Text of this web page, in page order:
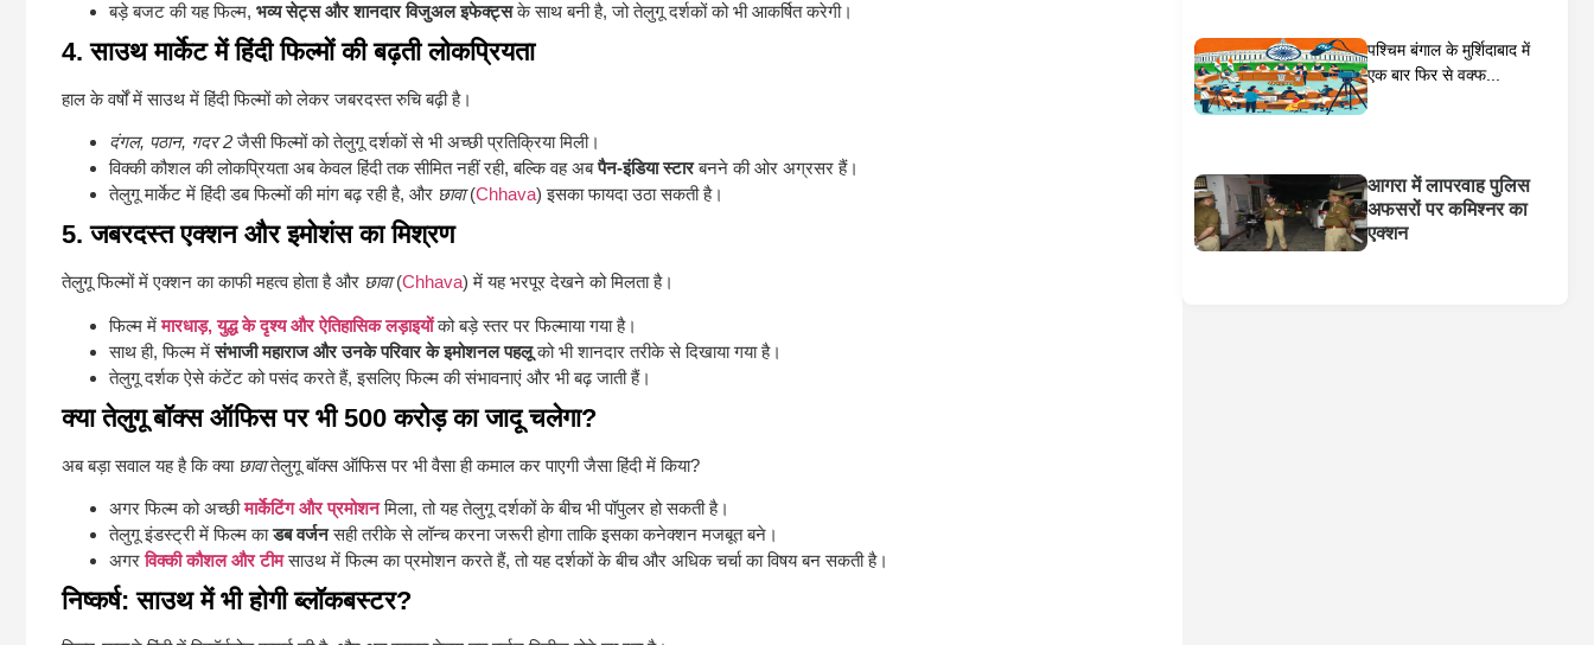
बड़े बजट की यह फिल्म, भव्य सेट्स और शानदार विजुअल इफेक्ट्सके साथ बनी है, जो तेलुगू दर्शकों को भी आकर्षित करेगी।
4. साउथ मार्केट में हिंदी फिल्मों की बढ़ती लोकप्रियता
हाल के वर्षों में साउथ में हिंदी फिल्मों को लेकर जबरदस्त रुचि बढ़ी है।
दंगल, पठान, गदर 2जैसी फिल्मों को तेलुगू दर्शकों से भी अच्छी प्रतिक्रिया मिली।
विक्की कौशल की लोकप्रियता अब केवल हिंदी तक सीमित नहीं रही, बल्कि वह अबपैन-इंडिया स्टारबनने की ओर अग्रसर हैं।
तेलुगू मार्केट में हिंदी डब फिल्मों की मांग बढ़ रही है, और छावा(Chhava) इसका फायदा उठा सकती है।
5. जबरदस्त एक्शन और इमोशंस का मिश्रण
तेलुगू फिल्मों में एक्शन का काफी महत्व होता है और छावा(Chhava) में यह भरपूर देखने को मिलता है।
फिल्म मेंमारधाड़, युद्ध के दृश्य और ऐतिहासिक लड़ाइयोंको बड़े स्तर पर फिल्माया गया है।
साथ ही, फिल्म मेंसंभाजी महाराज और उनके परिवार के इमोशनल पहलूको भी शानदार तरीके से दिखाया गया है।
तेलुगू दर्शक ऐसे कंटेंट को पसंद करते हैं, इसलिए फिल्म की संभावनाएं और भी बढ़ जाती हैं।
क्या तेलुगू बॉक्स ऑफिस पर भी 500 करोड़ का जादू चलेगा?
अब बड़ा सवाल यह है कि क्या छावातेलुगू बॉक्स ऑफिस पर भी वैसा ही कमाल कर पाएगी जैसा हिंदी में किया?
अगर फिल्म को अच्छीमार्केटिंग और प्रमोशनमिला, तो यह तेलुगू दर्शकों के बीच भी पॉपुलर हो सकती है।
तेलुगू इंडस्ट्री में फिल्म काडब वर्जनसही तरीके से लॉन्च करना जरूरी होगा ताकि इसका कनेक्शन मजबूत बने।
अगरविक्की कौशल और टीमसाउथ में फिल्म का प्रमोशन करते हैं, तो यह दर्शकों के बीच और अधिक चर्चा का विषय बन सकती है।
निष्कर्ष: साउथ में भी होगी ब्लॉकबस्टर?
पश्चिम बंगाल के मुर्शिदाबाद में
एक बार फिर से वक्फ...
आगरा में लापरवाह पुलिस
अफसरों पर कमिश्नर का
एक्शन